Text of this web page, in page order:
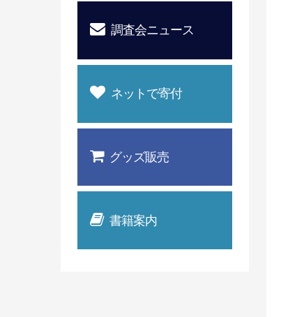
調査会ニュース
ネットで寄付
グッズ販売
書籍案内